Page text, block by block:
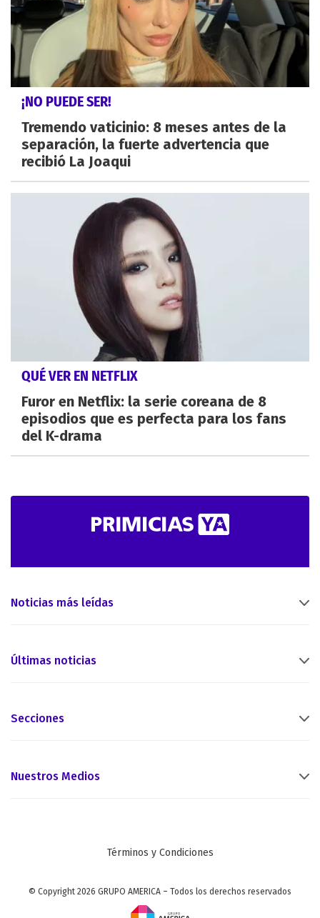
¡NO PUEDE SER!
Tremendo vaticinio: 8 meses antes de la
separación, la fuerte advertencia que
recibió La Joaqui
QUÉ VER EN NETFLIX
Furor en Netflix: la serie coreana de 8
episodios que es perfecta para los fans
del K-drama
Noticias más leídas
Últimas noticias
Secciones
Nuestros Medios
Términos y Condiciones
© Copyright 2026 GRUPO AMERICA – Todos los derechos reservados